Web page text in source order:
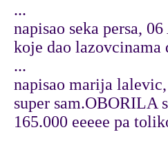
...
napisao seka persa,
koje dao lazovcinama
...
napisao marija
super sam.OBORILA
165.000 eeeee pa